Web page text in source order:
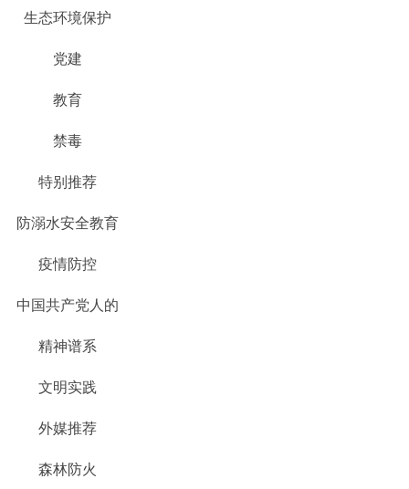
生态环境保护
党建
教育
禁毒
特别推荐
防溺水安全教育
疫情防控
中国共产党人的
精神谱系
文明实践
外媒推荐
森林防火